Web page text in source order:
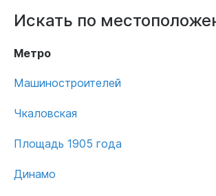
Искать по
Метро
Машиностроителей
Чкаловская
Площадь 1905 года
Динамо